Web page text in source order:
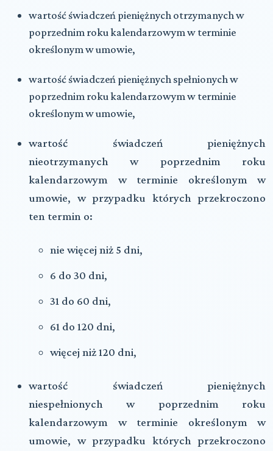
wartość świadczeń pieniężnych otrzymanych w
poprzednim roku kalendarzowym w terminie
określonym w umowie,
wartośćświadczeń pieniężnych spełnionych w
poprzednim roku kalendarzowym w terminie
określonym w umowie,
wartość świadczeń pieniężnych
nieotrzymanych w poprzednim roku
kalendarzowym w terminie określonym w
umowie, w przypadku których przekroczono
ten termin o:
nie więcej niż 5 dni,
6 do 30 dni,
31 do 60 dni,
61 do 120 dni,
więcej niż 120 dni,
wartość świadczeń pieniężnych
niespełnionych w poprzednim roku
kalendarzowym w terminie określonym w
umowie, w przypadku których przekroczono